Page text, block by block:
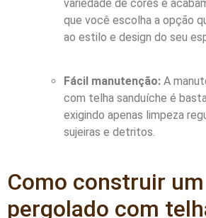
variedade de cores e
que você escolha a opção
ao estilo e design do seu
Fácil manutenção: A
com telha sanduíche é
exigindo apenas limpeza
sujeiras e detritos.
Como construir um
pergolado com